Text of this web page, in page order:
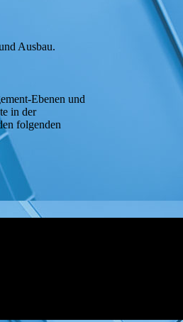
Ausbau.
Ebenen und
in der
folgenden